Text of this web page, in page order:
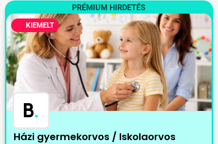
PRÉMIUM HIRDETÉS
KIEMELT
B.
Házi gyermekorvos / Iskolaorvos